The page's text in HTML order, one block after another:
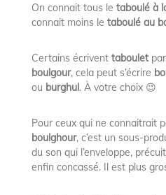
On connait tous le taboulé à
connait moins le taboulé au
Certains écrivent tabouletpar
boulgour, cela peut s’écrire
ou burghul. À votre choix 😉
Pour ceux qui ne connaitrait
boulghour, c’est un sous-
du son qui l’enveloppe,
enfin concassé. Il est plus